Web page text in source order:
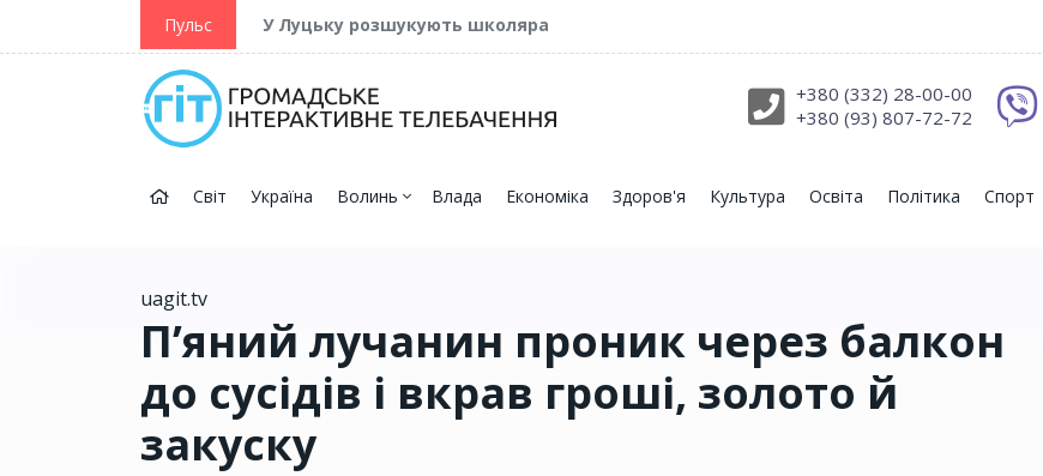
Пульс У Луцьку розшукують школяра
+380 (332) 28-00-00
+380 (93) 807-72-72
Світ Україна Волинь Влада Економіка Здоров'я Культура Освіта Політика Спорт
uagit.tv
П’яний лучанин проник через балкон
до сусідів і вкрав гроші, золото й
закуску